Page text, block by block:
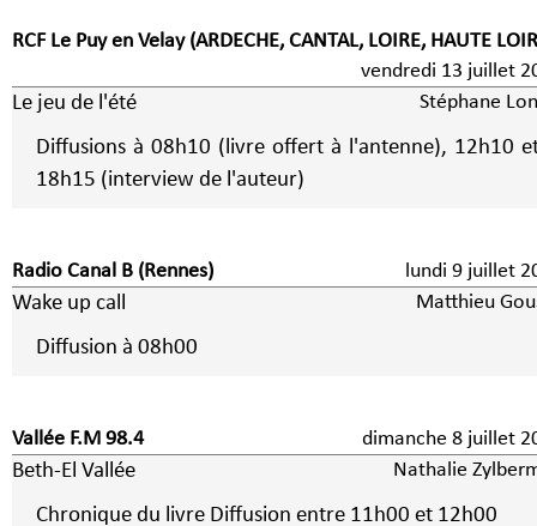
RCF Le Puy en Velay (ARDECHE, CANTAL, LOIRE, HAUTE
vendredi 13 juillet
Le jeu de l'été Stéphane
Diffusions à 08h10 (livre offert à l'antenne), 12h10
18h15 (interview de l'auteur)
Radio Canal B (Rennes) lundi 9 juillet
Wake up call Matthieu
Diffusion à 08h00
Vallée F.M 98.4 dimanche 8
Beth-El Vallée Nathalie
Chronique du livre Diffusion entre 11h00 et 12h00